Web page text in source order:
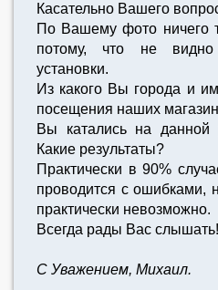
Касательно Вашего
По Вашему фото ничего
потому, что не видно
установки.
Из какого Вы города и
посещения наших
Вы катались на данной
Какие результаты?
Практически в 90%
проводится с ошибками,
практически невозможно.
Всегда рады Вас слышать!
С Уважением, Михаил.